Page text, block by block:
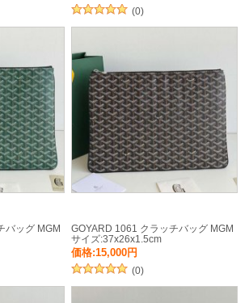
(0)
バッグ MGM
GOYARD 1061 クラッチバッグ MGM
サイズ:37x26x1.5cm
価格:15,000円
(0)